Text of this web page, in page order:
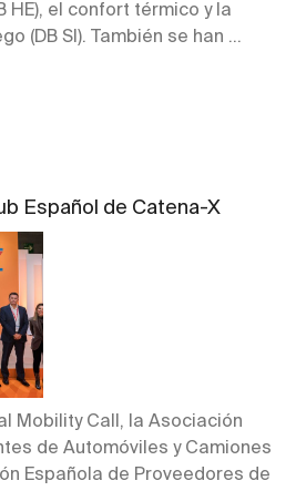
HE), el confort térmico y la
(DB SI). También se han ...
Español de Catena-X
Mobility Call, la Asociación
de Automóviles y Camiones
Española de Proveedores de